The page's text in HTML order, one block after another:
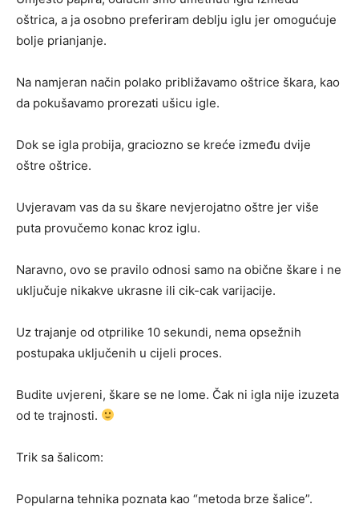
oštrica, a ja osobno preferiram deblju iglu jer omogućuje
bolje prianjanje.
Na namjeran način polako približavamo oštrice škara, kao
da pokušavamo prorezati ušicu igle.
Dok se igla probija, graciozno se kreće između dvije
oštre oštrice.
Uvjeravam vas da su škare nevjerojatno oštre jer više
puta provučemo konac kroz iglu.
Naravno, ovo se pravilo odnosi samo na obične škare i ne
uključuje nikakve ukrasne ili cik-cak varijacije.
Uz trajanje od otprilike 10 sekundi, nema opsežnih
postupaka uključenih u cijeli proces.
Budite uvjereni, škare se ne lome. Čak ni igla nije izuzeta
od te trajnosti.
Trik sa šalicom:
Popularna tehnika poznata kao “metoda brze šalice”.